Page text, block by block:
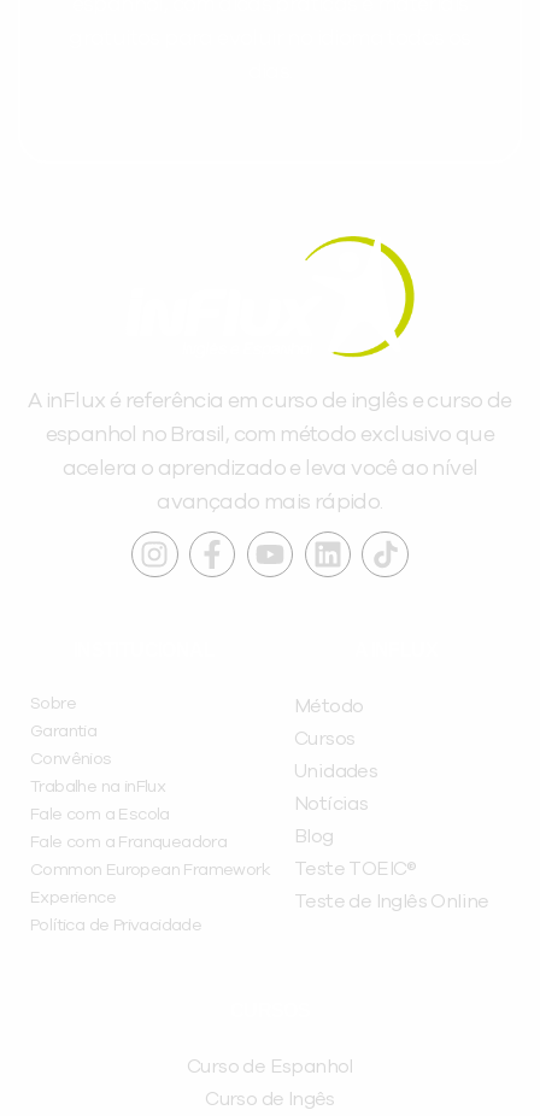
A inFlux é referência em curso de inglês e curso de
espanhol no Brasil, com método exclusivo que
acelera o aprendizado e leva você ao nível
avançado mais rápido.
Sobre
Garantia
Convênios
Trabalhe na inFlux
Fale com a Escola
Fale com a Franqueadora
Common European Framework
Experience
Política de Privacidade
Método
Cursos
Unidades
Notícias
Blog
Teste TOEIC®
Teste de Inglês Online
Curso de Espanhol
Curso de Ingês